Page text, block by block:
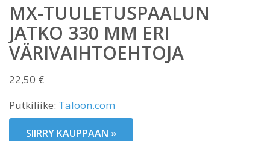
MX-TUULETUSPAALUN
JATKO 330 MM ERI
VÄRIVAIHTOEHTOJA
22,50 €
Putkiliike: Taloon.com
SIIRRY KAUPPAAN »